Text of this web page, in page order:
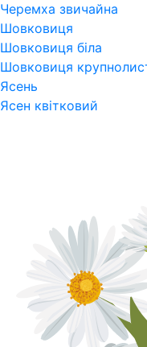
Черемха звичайна
Шовковиця
Шовковиця біла
Шовковиця
Ясень
Ясен квітковий